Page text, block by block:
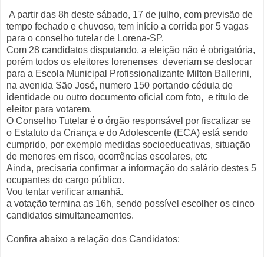
A partir das 8h deste sábado, 17 de julho, com previsão de
tempo fechado e chuvoso, tem início a corrida por 5 vagas
para o conselho tutelar de Lorena-SP.
Com 28 candidatos disputando, a eleição não é obrigatória,
porém todos os eleitores lorenenses deveriam se deslocar
para a Escola Municipal Profissionalizante Milton Ballerini,
na avenida São José, numero 150 portando cédula de
identidade ou outro documento oficial com foto, e título de
eleitor para votarem.
O Conselho Tutelar é o órgão responsável por fiscalizar se
o Estatuto da Criança e do Adolescente (ECA) está sendo
cumprido, por exemplo medidas socioeducativas, situação
de menores em risco, ocorrências escolares, etc
Ainda, precisaria confirmar a informação do salário destes 5
ocupantes do cargo público.
Vou tentar verificar amanhã.
a votação termina as 16h, sendo possível escolher os cinco
candidatos simultaneamentes.
Confira abaixo a relação dos Candidatos: